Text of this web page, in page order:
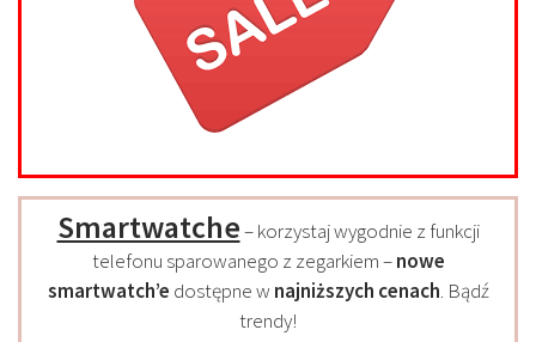
Smartwatche– korzystaj wygodnie z funkcji
telefonu sparowanego z zegarkiem –nowe
smartwatch’e dostępne w najniższych cenach. Bądź
trendy!